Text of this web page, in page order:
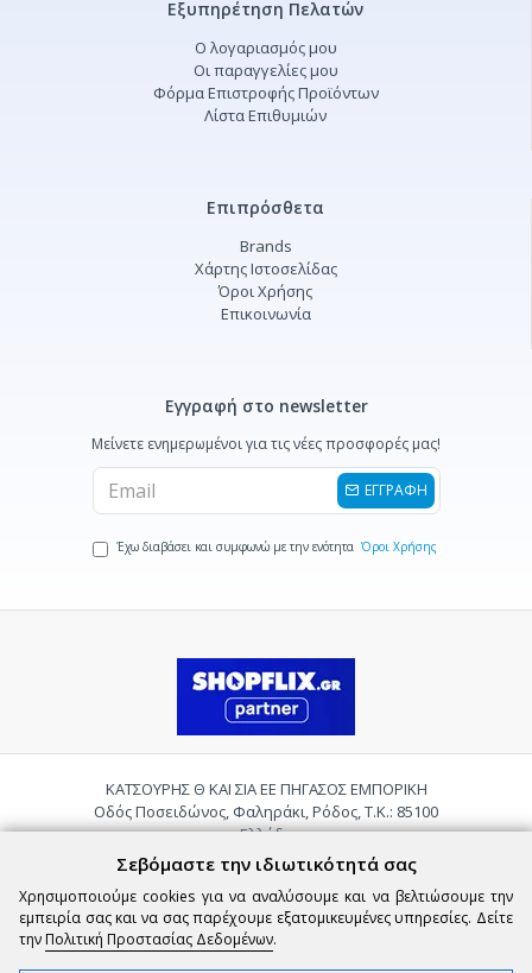
Εξυπηρέτηση Πελατών
Ο λογαριασμός μου
Οι παραγγελίες μου
Φόρμα Επιστροφής Προϊόντων
Λίστα Επιθυμιών
Επιπρόσθετα
Brands
Χάρτης Ιστοσελίδας
Όροι Χρήσης
Επικοινωνία
Εγγραφή στο newsletter
Μείνετε ενημερωμένοι για τις νέες προσφορές μας!
ΕΓΓΡΑΦΗ
Έχω διαβάσει και συμφωνώ με την ενότητα Όροι Χρήσης
ΚΑΤΣΟΥΡΗΣ Θ ΚΑΙ ΣΙΑ ΕΕ ΠΗΓΑΣΟΣ ΕΜΠΟΡΙΚΗ
Οδός Ποσειδώνος, Φαληράκι, Ρόδος, Τ.Κ.: 85100
Ελλάδα
Τηλ.:2241085059
Email:
pigasosemporiki@gmail.com
Σεβόμαστε την ιδιωτικότητά σας
Χρησιμοποιούμε cookies για να αναλύσουμε και να βελτιώσουμε την
εμπειρία σας και να σας παρέχουμε εξατομικευμένες υπηρεσίες. Δείτε
την Πολιτική Προστασίας Δεδομένων.